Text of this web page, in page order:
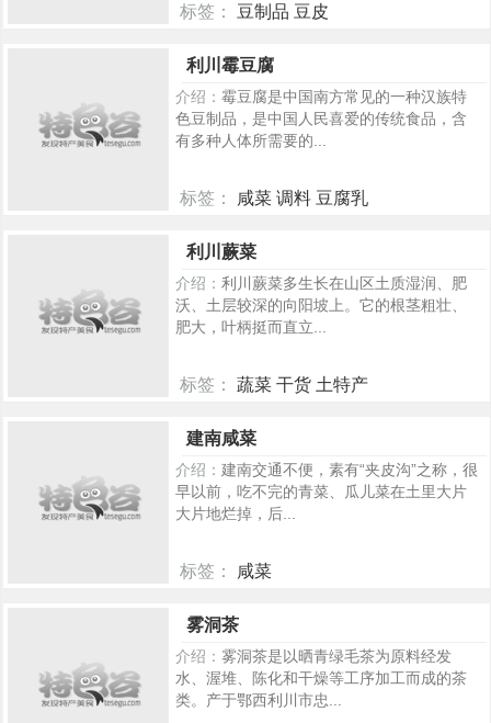
标签： 豆制品 豆皮
利川霉豆腐
介绍： 霉豆腐是中国南方常见的一种汉族特
色豆制品，是中国人民喜爱的传统食品，含
有多种人体所需要的...
标签： 咸菜 调料 豆腐乳
利川蕨菜
介绍： 利川蕨菜多生长在山区土质湿润、肥
沃、土层较深的向阳坡上。它的根茎粗壮、
肥大，叶柄挺而直立...
标签： 蔬菜 干货 土特产
建南咸菜
介绍： 建南交通不便，素有“夹皮沟”之称，很
早以前，吃不完的青菜、瓜儿菜在土里大片
大片地烂掉，后...
标签： 咸菜
雾洞茶
介绍： 雾洞茶是以晒青绿毛茶为原料经发
水、渥堆、陈化和干燥等工序加工而成的茶
类。产于鄂西利川市忠...